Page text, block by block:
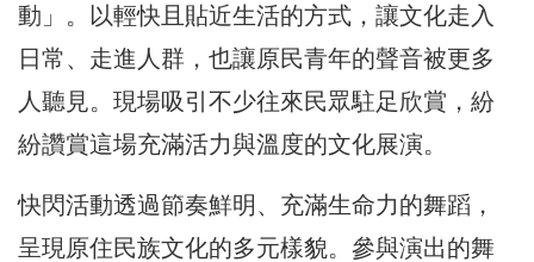
動」。以輕快且貼近生活的方式，讓文化走入
日常、走進人群，也讓原民青年的聲音被更多
人聽見。現場吸引不少往來民眾駐足欣賞，紛
紛讚賞這場充滿活力與溫度的文化展演。
快閃活動透過節奏鮮明、充滿生命力的舞蹈，
呈現原住民族文化的多元樣貌。參與演出的舞